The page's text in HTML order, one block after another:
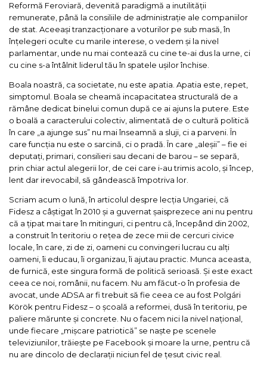
Reformă Feroviară, devenită paradigmă a inutilității
remunerate, până la consiliile de administrație ale companiilor
de stat. Aceeași tranzacționare a voturilor pe sub masă, în
înțelegeri oculte cu marile interese, o vedem și la nivel
parlamentar, unde nu mai contează cu cine te-ai dus la urne, ci
cu cine s-a întâlnit liderul tău în spatele ușilor închise.
Boala noastră, ca societate, nu este apatia. Apatia este, repet,
simptomul. Boala se cheamă incapacitatea structurală de a
rămâne dedicat binelui comun după ce ai ajuns la putere. Este
o boală a caracterului colectiv, alimentată de o cultură politică
în care „a ajunge sus” nu mai înseamnă a sluji, ci a parveni. În
care funcția nu este o sarcină, ci o pradă. În care „aleșii” – fie ei
deputați, primari, consilieri sau decani de barou – se separă,
prin chiar actul alegerii lor, de cei care i-au trimis acolo, și încep,
lent dar irevocabil, să gândească împotriva lor.
Scriam acum o lună, în articolul despre lecția Ungariei, că
Fidesz a câștigat în 2010 și a guvernat șaisprezece ani nu pentru
că a țipat mai tare în mitinguri, ci pentru că, începând din 2002,
a construit în teritoriu o rețea de zece mii de cercuri civice
locale, în care, zi de zi, oameni cu convingeri lucrau cu alți
oameni, îi educau, îi organizau, îi ajutau practic. Munca aceasta,
de furnică, este singura formă de politică serioasă. Și este exact
ceea ce noi, românii, nu facem. Nu am făcut-o în profesia de
avocat, unde ADSA ar fi trebuit să fie ceea ce au fost Polgári
Körök pentru Fidesz – o școală a reformei, dusă în teritoriu, pe
paliere mărunte și concrete. Nu o facem nici la nivel național,
unde fiecare „mișcare patriotică” se naște pe scenele
televiziunilor, trăiește pe Facebook și moare la urne, pentru că
nu are dincolo de declarații niciun fel de țesut civic real.